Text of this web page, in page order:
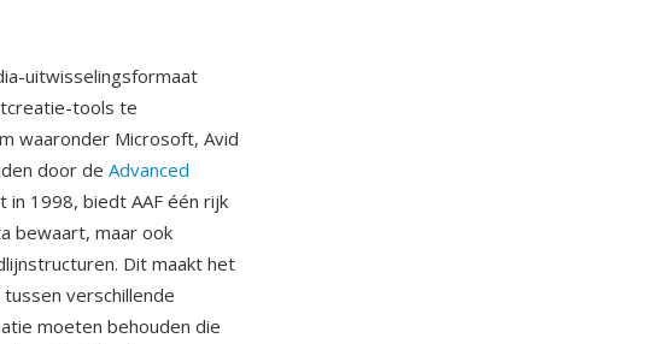
uitwisselingsformaat
tools te
waaronder Microsoft, Avid
door de Advanced
in 1998, biedt AAF één rijk
bewaart, maar ook
Dit maakt het
verschillende
moeten behouden die